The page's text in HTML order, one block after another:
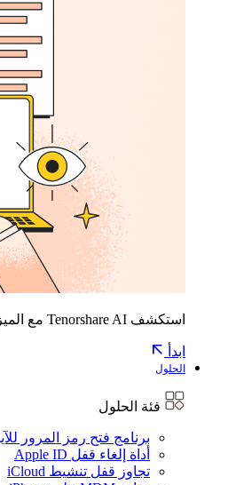
استكشف Tenorshare AI مع الميزات الجديدة المذهلة
ابدأ
الحلول
فئة الحلول
برنامج فتح رمز المرور
أداة إلغاء قفل Apple ID
تجاوز قفل تنشيط iCloud